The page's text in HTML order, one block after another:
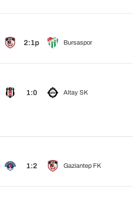
2:1p Bursaspor
1:0 Altay SK
1:2 Gaziantep FK